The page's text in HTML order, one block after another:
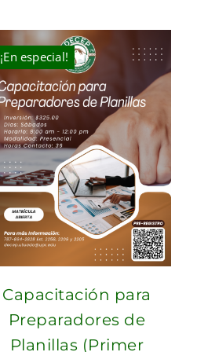
$100.00.
¡En especial!
Capacitación para
Preparadores de
Planillas (Primer